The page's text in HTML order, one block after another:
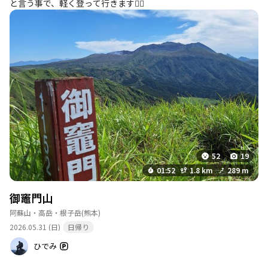
と言う事で、軽く登って行きます❤️‍🔥
52
19
01:52
1.8 km 289 m
御竈門山
阿蘇山・高岳・根子岳(熊本)
2026.05.31 (日)
日帰り
ひでみ